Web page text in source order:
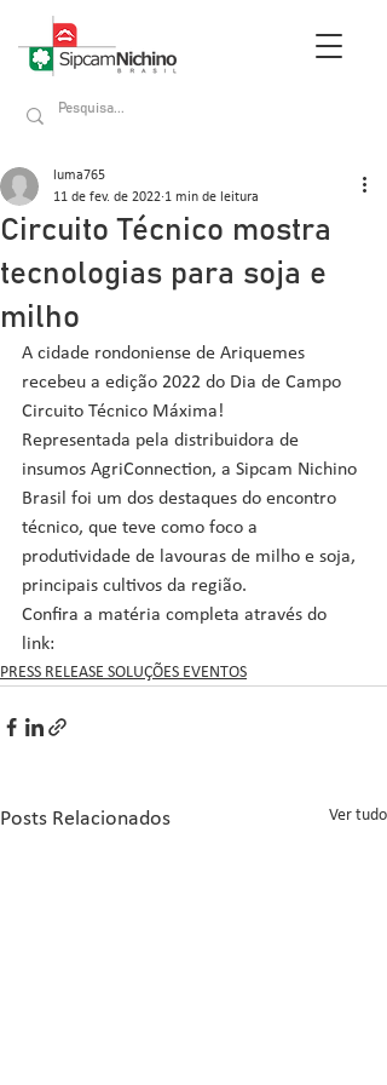
Circuito Técnico mostra
tecnologias para soja e
milho
luma765
11 de fev. de 2022 1 min de leitura
A cidade rondoniense de Ariquemes
recebeu a edição 2022 do Dia de Campo
Circuito Técnico Máxima!
Representada pela distribuidora de
insumos AgriConnection, a Sipcam Nichino
Brasil foi um dos destaques do encontro
técnico, que teve como foco a
produtividade de lavouras de milho e soja,
principais cultivos da região.
Confira a matéria completa através do
link:
PRESS RELEASE SOLUÇÕES EVENTOS
Posts Relacionados Ver tudo